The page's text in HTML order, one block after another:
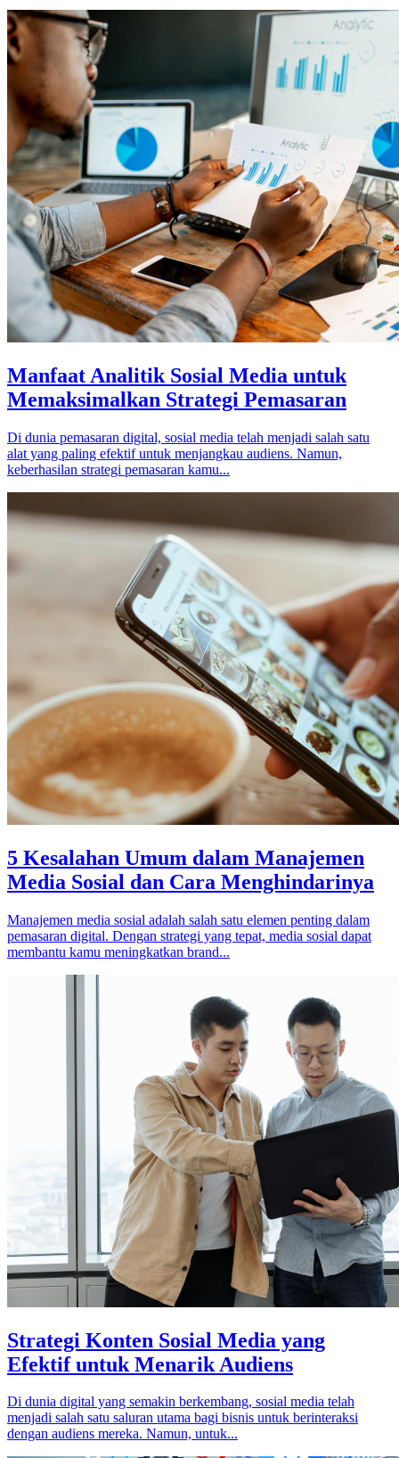
Manfaat Analitik Sosial Media untuk
Memaksimalkan Strategi Pemasaran
Di dunia pemasaran digital, sosial media telah menjadi salah satu
alat yang paling efektif untuk menjangkau audiens. Namun,
keberhasilan strategi pemasaran kamu...
5 Kesalahan Umum dalam Manajemen
Media Sosial dan Cara Menghindarinya
Manajemen media sosial adalah salah satu elemen penting dalam
pemasaran digital. Dengan strategi yang tepat, media sosial dapat
membantu kamu meningkatkan brand...
Strategi Konten Sosial Media yang
Efektif untuk Menarik Audiens
Di dunia digital yang semakin berkembang, sosial media telah
menjadi salah satu saluran utama bagi bisnis untuk berinteraksi
dengan audiens mereka. Namun, untuk...